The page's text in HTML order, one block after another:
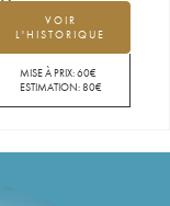
VOIR
L'HISTORIQUE
MISE À PRIX:60€
ESTIMATION:80€